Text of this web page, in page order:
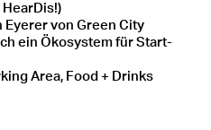
von Green City
ein Ökosystem für Start-
Area, Food + Drinks